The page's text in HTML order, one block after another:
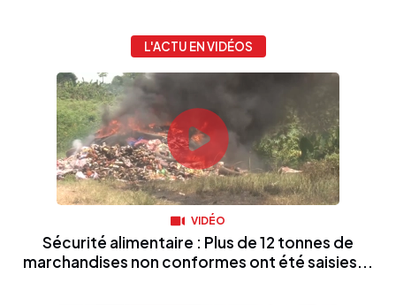
L'ACTU EN VIDÉOS
VIDÉO
Sécurité alimentaire : Plus de 12 tonnes de
marchandises non conformes ont été saisies...